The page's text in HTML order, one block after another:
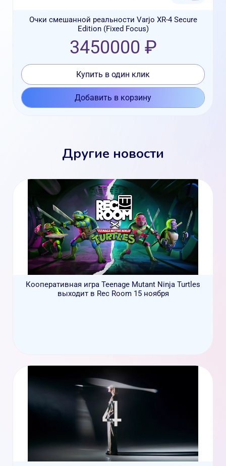
Очки смешанной реальности Varjo XR-4 Secure
Edition (Fixed Focus)
3450000 ₽
Купить в один клик
Добавить в корзину
Другие новости
Кооперативная игра Teenage Mutant Ninja Turtles
выходит в Rec Room 15 ноября